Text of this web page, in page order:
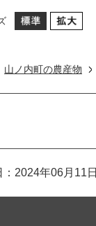
山ノ内町の農産物
：2024年06月11日